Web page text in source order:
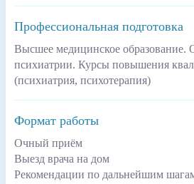
Профессиональная подготовка
Высшее медицинское образование.
психиатрии. Курсы повышения
(психиатрия, психотерапия)
Формат работы
Очный приём
Выезд врача на дом
Рекомендации по дальнейшим